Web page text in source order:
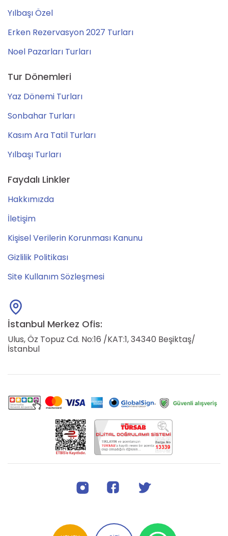
Yılbaşı Özel
Erken Rezervasyon 2027 Turları
Noel Pazarları Turları
Tur Dönemleri
Yaz Dönemi Turları
Sonbahar Turları
Kasım Ara Tatil Turları
Yılbaşı Turları
Faydalı Linkler
Hakkımızda
İletişim
Kişisel Verilerin Korunması Kanunu
Gizlilik Politikası
Site Kullanım Sözleşmesi
İstanbul Merkez Ofis:
Ulus, Öz Topuz Cd. No:16 /KAT:1, 34340 Beşiktaş/
İstanbul